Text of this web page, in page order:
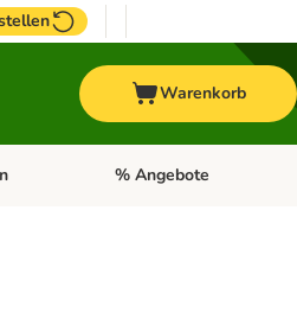
Warenkorb
öffnen: PferdKategorie-Menü öffnen:
% Angebote